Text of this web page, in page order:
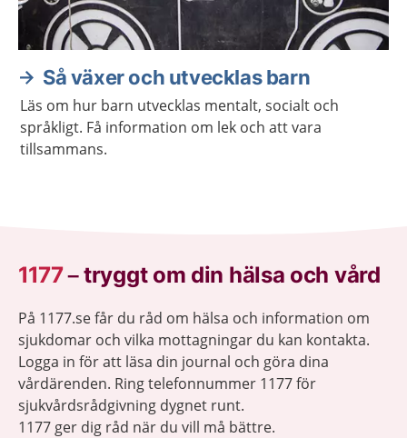
Så växer och utvecklas barn
Läs om hur barn utvecklas mentalt, socialt och
språkligt. Få information om lek och att vara
tillsammans.
1177–tryggt om din hälsa och vård
På 1177.se får du råd om hälsa och information om
sjukdomar och vilka mottagningar du kan kontakta.
Logga in för att läsa din journal och göra dina
vårdärenden. Ring telefonnummer 1177 för
sjukvårdsrådgivning dygnet runt.
1177 ger dig råd när du vill må bättre.